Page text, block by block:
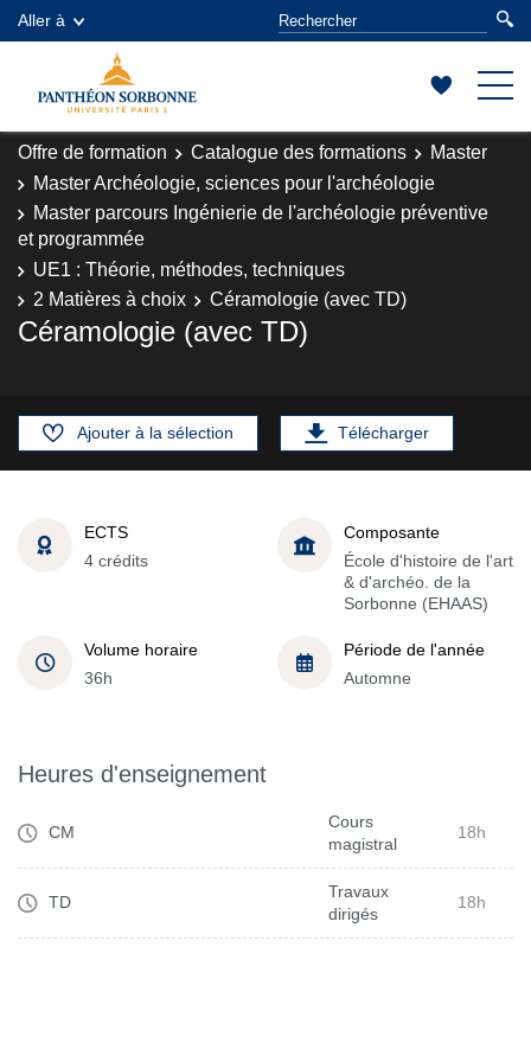
Aller à
Offre de formation Catalogue des formations
Master
Master Archéologie, sciences pour l'archéologie
Master parcours Ingénierie de l'archéologie préventive
et programmée
UE1 : Théorie, méthodes, techniques
2 Matières à choix
Céramologie (avec TD)
Céramologie (avec TD)
Ajouter à la sélection Télécharger
ECTS
4 crédits
Composante
École d'histoire de l'art
& d'archéo. de la
Sorbonne (EHAAS)
Volume horaire
36h
Période de l'année
Automne
Heures d'enseignement
CM
Cours
magistral
18h
TD
Travaux
dirigés
18h